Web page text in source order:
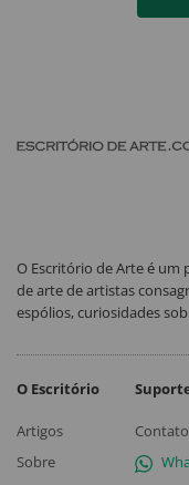
O Escritório de Arte é
de arte de artistas
espólios, curiosidades
O Escritório
Artigos
Sobre
Contato